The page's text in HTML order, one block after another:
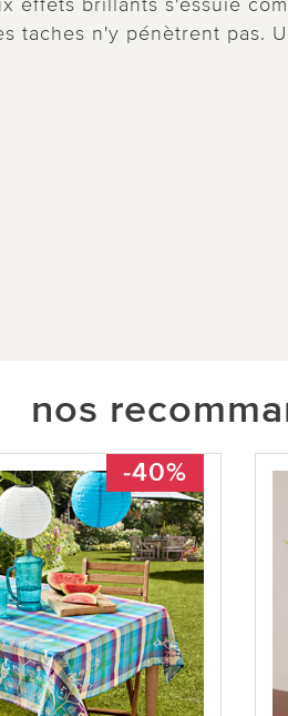
taches n'y pénètrent pas.
nos
-40%